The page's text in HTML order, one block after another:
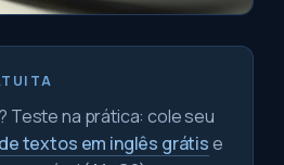
Teste na prática: cole seu
textos em inglês grátise